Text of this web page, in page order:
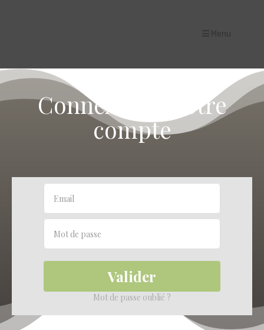
Menu
Connexion à votre
compte
Valider
Mot de passe oublié ?